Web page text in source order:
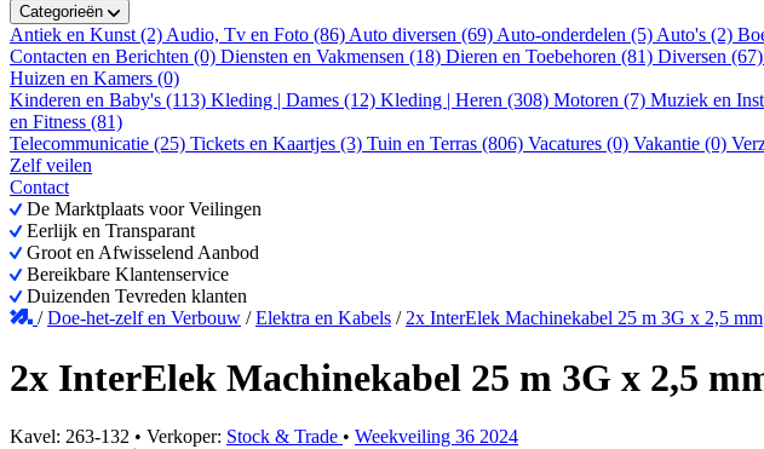
Categorieën
Antiek en Kunst (2) Audio, Tv en Foto (86) Auto diversen (69) Auto-onderdelen (5) Auto's (2)
Contacten en Berichten (0) Diensten en Vakmensen (18) Dieren en Toebehoren (81) Diversen (67)
Huizen en Kamers (0)
Kinderen en Baby's (113) Kleding | Dames (12) Kleding | Heren (308) Motoren (7) Muziek en
en Fitness (81)
Telecommunicatie (25) Tickets en Kaartjes (3) Tuin en Terras (806) Vacatures (0) Vakantie (0)
Zelf veilen
Contact
De Marktplaats voor Veilingen
Eerlijk en Transparant
Groot en Afwisselend Aanbod
Bereikbare Klantenservice
Duizenden Tevreden klanten
/Doe-het-zelf en Verbouw /Elektra en Kabels / 2x InterElek Machinekabel 25 m 3G x 2,5 mm
2x InterElek Machinekabel 25 m 3G x 2,5
Kavel: 263-132 • Verkoper: Stock & Trade • Weekveiling 36 2024